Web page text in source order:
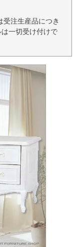
受注生産品につき
一切受け付けで